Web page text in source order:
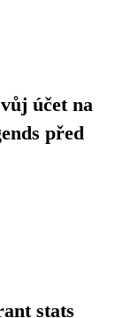
účet na
před
stats